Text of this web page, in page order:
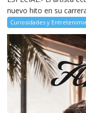
nuevo hito en su
Curiosidades y